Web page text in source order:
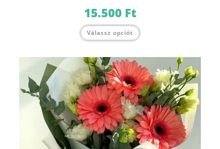
15.500 Ft
Válassz opciót